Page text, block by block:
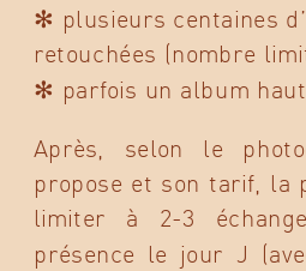
✻ plusieurs centaines
retouchées (nombre
✻ parfois un album
Après, selon le
propose et son tarif, la
limiter à 2-3
présence le jour J